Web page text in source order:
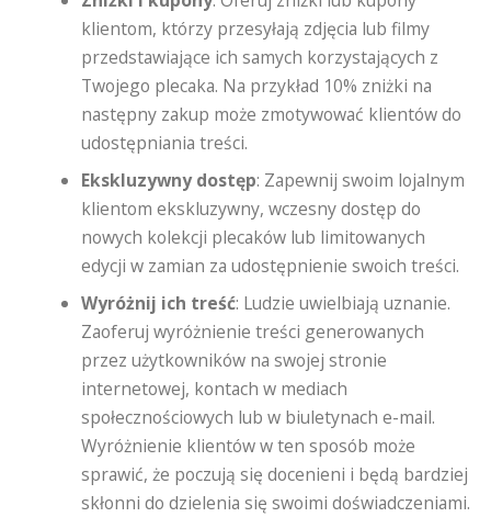
klientom, którzy przesyłają zdjęcia lub filmy
przedstawiające ich samych korzystających z
Twojego plecaka. Na przykład 10% zniżki na
następny zakup może zmotywować klientów do
udostępniania treści.
Ekskluzywny dostęp: Zapewnij swoim lojalnym
klientom ekskluzywny, wczesny dostęp do
nowych kolekcji plecaków lub limitowanych
edycji w zamian za udostępnienie swoich treści.
Wyróżnij ich treść: Ludzie uwielbiają uznanie.
Zaoferuj wyróżnienie treści generowanych
przez użytkowników na swojej stronie
internetowej, kontach w mediach
społecznościowych lub w biuletynach e-mail.
Wyróżnienie klientów w ten sposób może
sprawić, że poczują się docenieni i będą bardziej
skłonni do dzielenia się swoimi doświadczeniami.